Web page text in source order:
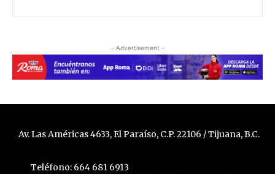
- Advertisement -
Av. Las Américas 4633, El Paraíso, C.P. 22106 / Tijuana, B.C.
Teléfono: 664 681 6913